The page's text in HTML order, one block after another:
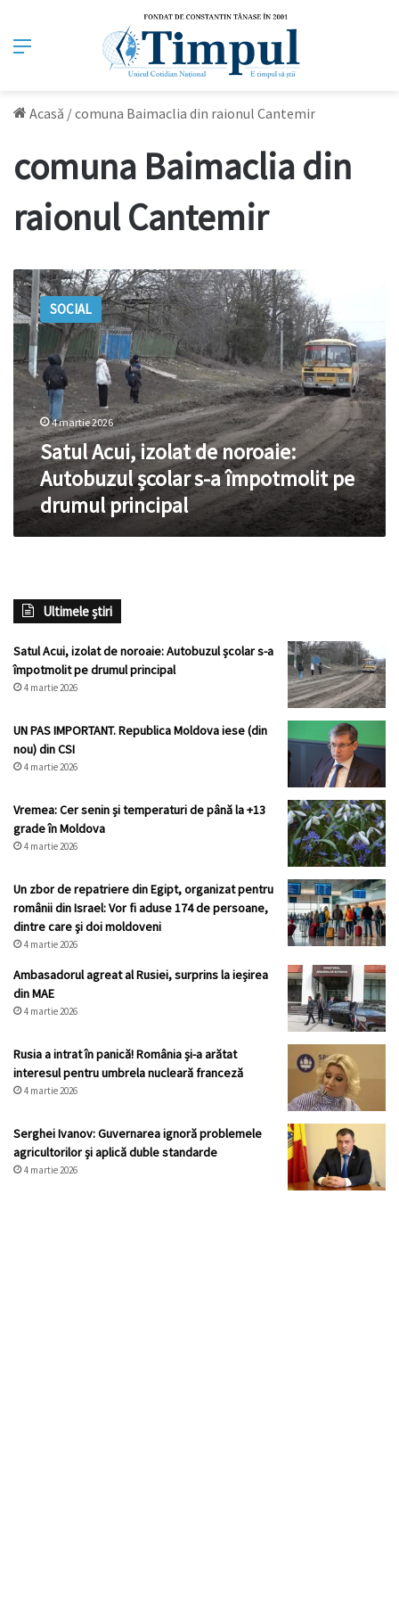
Meniu
Acasă /comuna Baimaclia din raionul Cantemir
comuna Baimaclia din
raionul Cantemir
Satul
Acui,
izolat
de
noroaie:
Autobuzul
școlar
s-
a
împotmolit
pe
drumul
principal
SOCIAL
4 martie 2026
Satul Acui, izolat de noroaie:
Autobuzul școlar s-a împotmolit pe
drumul principal
Ultimele știri
Satul Acui, izolat de noroaie: Autobuzul școlar s-a
împotmolit pe drumul principal
4 martie 2026
UN PAS IMPORTANT. Republica Moldova iese (din
nou) din CSI
4 martie 2026
Vremea: Cer senin și temperaturi de până la +13
grade în Moldova
4 martie 2026
Un zbor de repatriere din Egipt, organizat pentru
românii din Israel: Vor fi aduse 174 de persoane,
dintre care şi doi moldoveni
4 martie 2026
Ambasadorul agreat al Rusiei, surprins la ieșirea
din MAE
4 martie 2026
Rusia a intrat în panică! România și-a arătat
interesul pentru umbrela nucleară franceză
4 martie 2026
Serghei Ivanov: Guvernarea ignoră problemele
agricultorilor și aplică duble standarde
4 martie 2026